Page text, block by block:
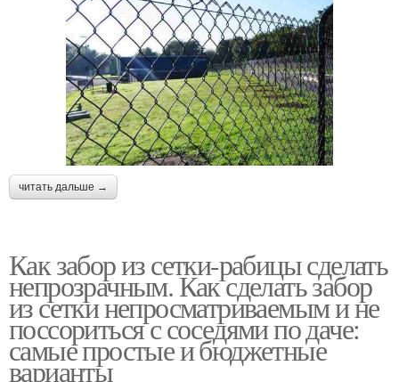
читать дальше →
Как забор из сетки-рабицы сделать
непрозрачным. Как сделать забор
из сетки непросматриваемым и не
поссориться с соседями по даче:
самые простые и бюджетные
варианты